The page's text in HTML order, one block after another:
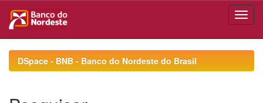
navigationDSpace - BNB - Banco do Nordeste do Brasil